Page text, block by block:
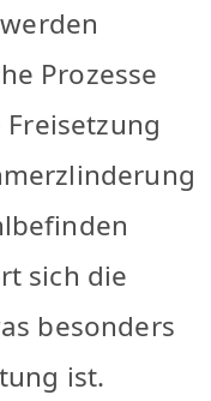
Prozesse
sich die
besonders
ist.